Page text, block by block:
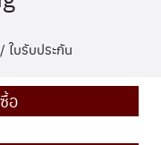
ใบรับประกัน
อ